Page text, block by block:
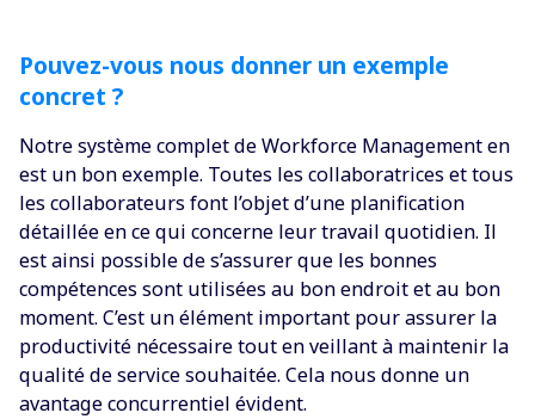
Pouvez-vous nous donner un exemple
concret ?
Notre système complet de Workforce Management en
est un bon exemple. Toutes les collaboratrices et tous
les collaborateurs font l’objet d’une planification
détaillée en ce qui concerne leur travail quotidien. Il
est ainsi possible de s’assurer que les bonnes
compétences sont utilisées au bon endroit et au bon
moment. C’est un élément important pour assurer la
productivité nécessaire tout en veillant à maintenir la
qualité de service souhaitée. Cela nous donne un
avantage concurrentiel évident.